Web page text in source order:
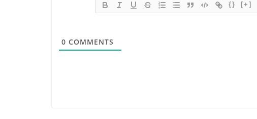
{} [+]
0 COMMENTS